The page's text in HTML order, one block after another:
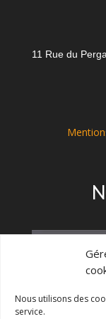
Nous utilisons des
service.
11 Rue du